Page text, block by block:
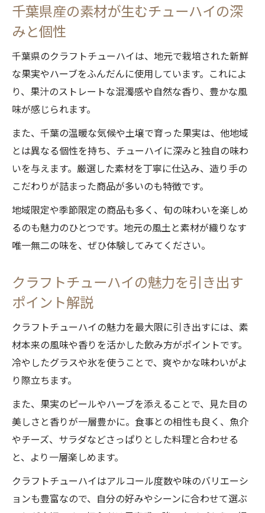
千葉県産の素材が生むチューハイの深
みと個性
千葉県のクラフトチューハイは、地元で栽培された新鮮
な果実やハーブをふんだんに使用しています。これによ
り、果汁のストレートな混濁感や自然な香り、豊かな風
味が感じられます。
また、千葉の温暖な気候や土壌で育った果実は、他地域
とは異なる個性を持ち、チューハイに深みと独自の味わ
いを与えます。厳選した素材を丁寧に仕込み、造り手の
こだわりが詰まった商品が多いのも特徴です。
地域限定や季節限定の商品も多く、旬の味わいを楽しめ
るのも魅力のひとつです。地元の風土と素材が織りなす
唯一無二の味を、ぜひ体験してみてください。
クラフトチューハイの魅力を引き出す
ポイント解説
クラフトチューハイの魅力を最大限に引き出すには、素
材本来の風味や香りを活かした飲み方がポイントです。
冷やしたグラスや氷を使うことで、爽やかな味わいがよ
り際立ちます。
また、果実のピールやハーブを添えることで、見た目の
美しさと香りが一層豊かに。食事との相性も良く、魚介
やチーズ、サラダなどさっぱりとした料理と合わせる
と、より一層楽しめます。
クラフトチューハイはアルコール度数や味のバリエーシ
ョンも豊富なので、自分の好みやシーンに合わせて選ぶ